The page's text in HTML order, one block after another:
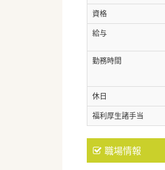
資格
給与
勤務時間
休日
福利厚生諸手当
職場情報